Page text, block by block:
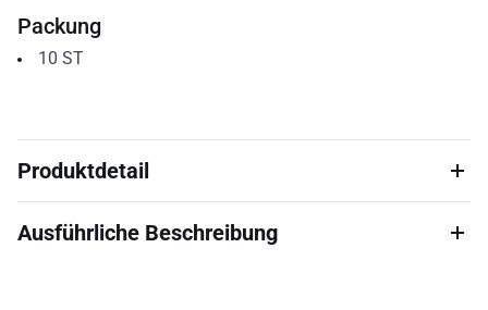
Packung
10 ST
Produktdetail
Ausführliche Beschreibung